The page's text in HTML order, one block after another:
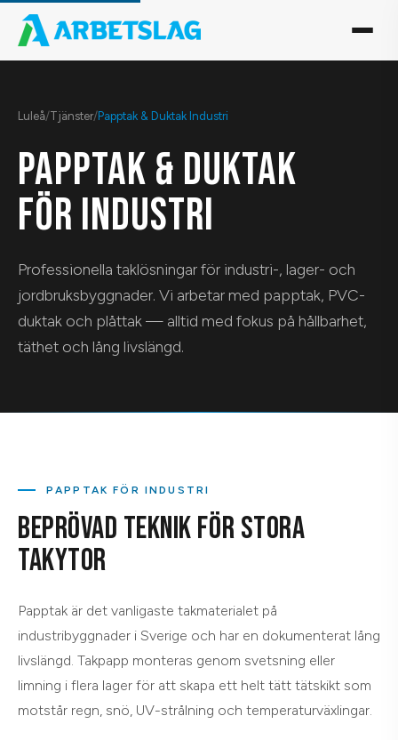
Luleå/Tjänster/Papptak & Duktak Industri
PAPPTAK & DUKTAK
FÖR INDUSTRI
Professionella taklösningar för industri-, lager- och
jordbruksbyggnader. Vi arbetar med papptak, PVC-
duktak och plåttak — alltid med fokus på hållbarhet,
täthet och lång livslängd.
PAPPTAK FÖR INDUSTRI
BEPRÖVAD TEKNIK FÖR STORA
TAKYTOR
Papptak är det vanligaste takmaterialet på
industribyggnader i Sverige och har en dokumenterat lång
livslängd. Takpapp monteras genom svetsning eller
limning i flera lager för att skapa ett helt tätt tätskikt som
motstår regn, snö, UV-strålning och temperaturväxlingar.